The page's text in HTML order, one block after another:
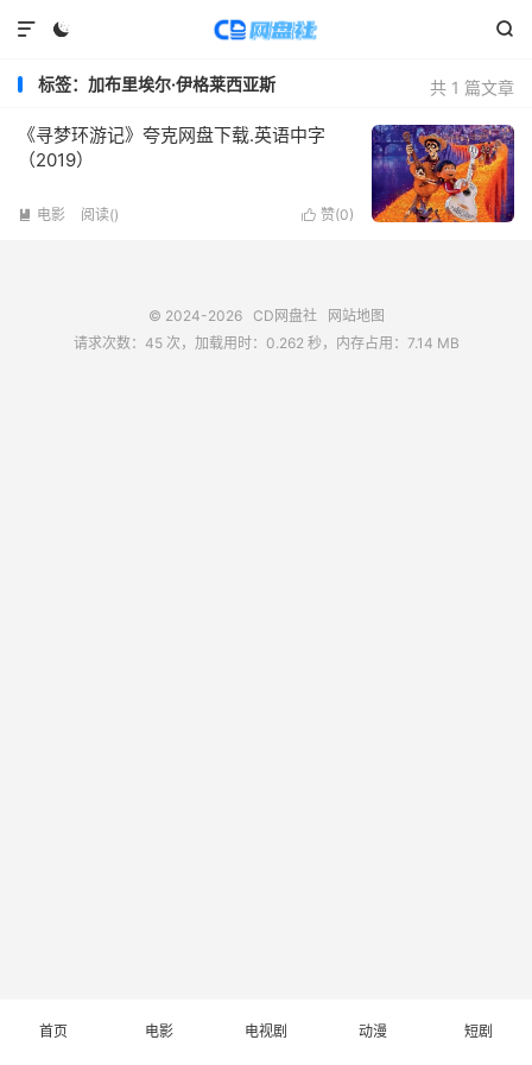
 

共 1 篇文章
标签：加布里埃尔·伊格莱西亚斯
《寻梦环游记》夸克网盘下载.英语中字
（2019）
 赞(0)
 电影 阅读()
© 2024-2026 CD网盘社
网站地图
请求次数：45 次，加载用时：0.262 秒，内存占用：7.14 MB
首页 电影 电视剧 动漫 短剧